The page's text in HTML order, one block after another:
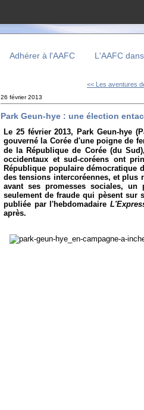
Adhérer à l'AAFC L'AAFC
<< Les aventures
26 février 2013
Park Geun-hye : une élection
Le 25 février 2013, Park Geun-hye
gouverné la Corée d'une poigne de
de la République de Corée (du
occidentaux et sud-coréens ont
République populaire démocratique
des tensions intercoréennes, et plus
avant ses promesses sociales,
seulement de fraude qui pèsent sur
publiée par l'hebdomadaire
après.